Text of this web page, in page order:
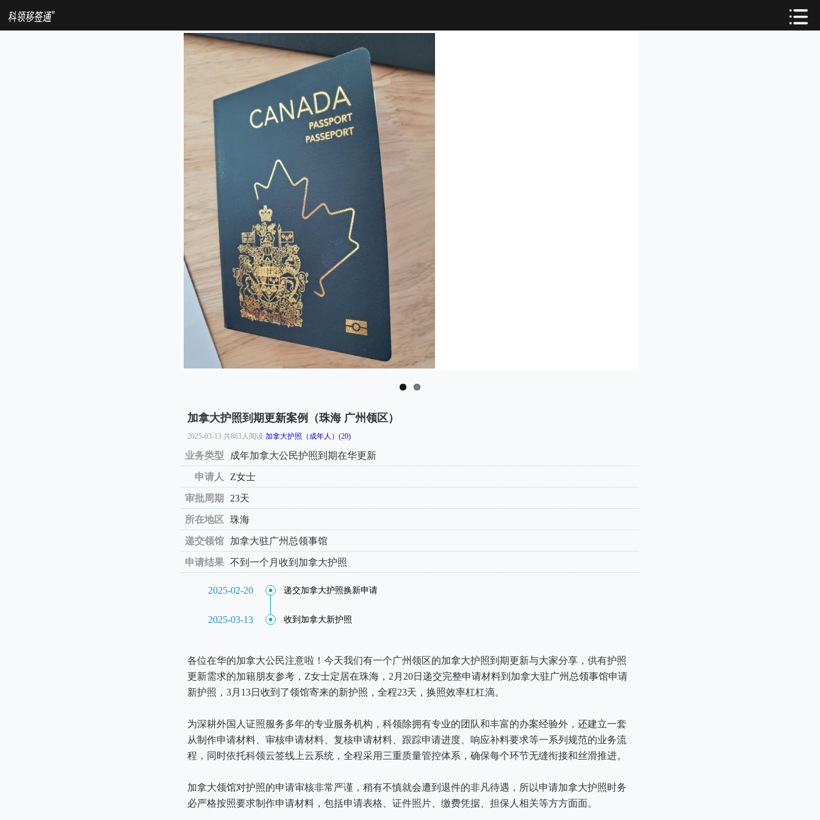
加拿大护照到期更新案例（珠海 广州领区）
2025-03-13 共863人阅读 加拿大护照（成年人）(20)
业务类型 成年加拿大公民护照到期在华更新
申请人 Z女士
审批周期 23天
所在地区 珠海
递交领馆 加拿大驻广州总领事馆
申请结果 不到一个月收到加拿大护照
2025-02-20 递交加拿大护照换新申请
2025-03-13 收到加拿大新护照
各位在华的加拿大公民注意啦！今天我们有一个广州领区的加拿大护照到期更新与大家分享，供有护照
更新需求的加籍朋友参考，Z女士定居在珠海，2月20日递交完整申请材料到加拿大驻广州总领事馆申请
新护照，3月13日收到了领馆寄来的新护照，全程23天，换照效率杠杠滴。
为深耕外国人证照服务多年的专业服务机构，科领除拥有专业的团队和丰富的办案经验外，还建立一套
从制作申请材料、审核申请材料、复核申请材料、跟踪申请进度、响应补料要求等一系列规范的业务流
程，同时依托科领云签线上云系统，全程采用三重质量管控体系，确保每个环节无缝衔接和丝滑推进。
加拿大领馆对护照的申请审核非常严谨，稍有不慎就会遭到退件的非凡待遇，所以申请加拿大护照时务
必严格按照要求制作申请材料，包括申请表格、证件照片、缴费凭据、担保人相关等方方面面。